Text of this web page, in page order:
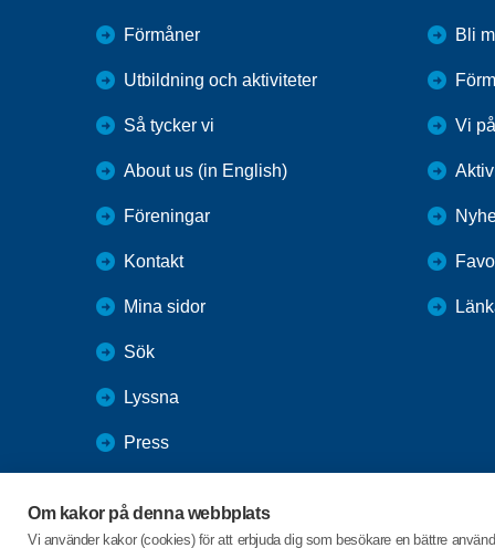
Om kakor på denna webbplats
Vi använder kakor (cookies) för att erbjuda dig som besökare en bättre
Förmåner
Utbildning och aktiviteter
Så tycker vi
About us (in English)
Föreningar
Kontakt
Mina sidor
Sök
Lyssna
Press
SPF Seniorernas intranät
Bli
Vi